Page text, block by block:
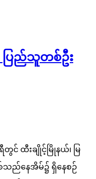
ပြည်သူတစ်ဦး
တွင် ထီးချိုင့်မြိုနယ်၊ မြ
စ်သည်နေအိမ်၌ ရှိနေစဉ်